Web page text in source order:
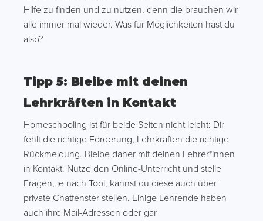
Hilfe zu finden und zu nutzen, denn die brauchen wir
alle immer mal wieder. Was für Möglichkeiten hast du
also?
Tipp 5: Bleibe mit deinen
Lehrkräften in Kontakt
Homeschooling ist für beide Seiten nicht leicht: Dir
fehlt die richtige Förderung, Lehrkräften die richtige
Rückmeldung. Bleibe daher mit deinen Lehrer*innen
in Kontakt. Nutze den Online-Unterricht und stelle
Fragen, je nach Tool, kannst du diese auch über
private Chatfenster stellen. Einige Lehrende haben
auch ihre Mail-Adressen oder gar